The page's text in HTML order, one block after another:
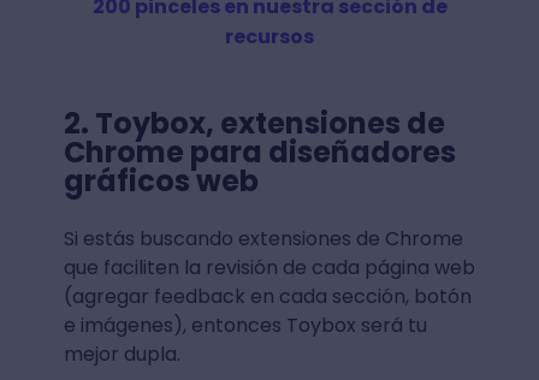
200 pinceles en nuestra sección de
recursos
2. Toybox, extensiones de
Chrome para diseñadores
gráficos web
Si estás buscando extensiones de Chrome
que faciliten la revisión de cada página web
(agregar feedback en cada sección, botón
e imágenes), entonces Toybox será tu
mejor dupla.